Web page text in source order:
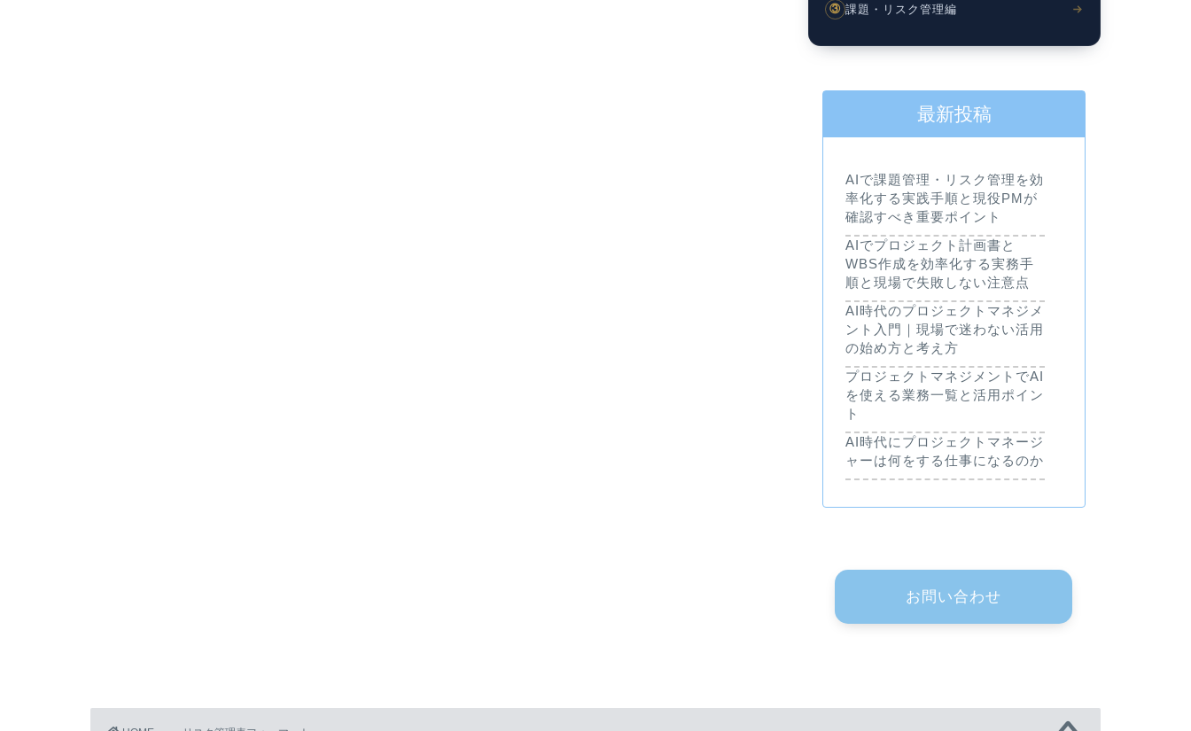
③ 課題・リスク管理編
最新投稿
AIで課題管理・リスク管理を効
率化する実践手順と現役PMが
確認すべき重要ポイント
AIでプロジェクト計画書と
WBS作成を効率化する実務手
順と現場で失敗しない注意点
AI時代のプロジェクトマネジメ
ント入門｜現場で迷わない活用
の始め方と考え方
プロジェクトマネジメントでAI
を使える業務一覧と活用ポイン
ト
AI時代にプロジェクトマネージ
ャーは何をする仕事になるのか
お問い合わせ